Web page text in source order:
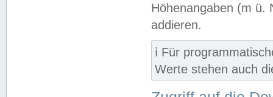
Höhenangaben (m ü.
addieren.
ℹ️ Für
Werte stehen auch